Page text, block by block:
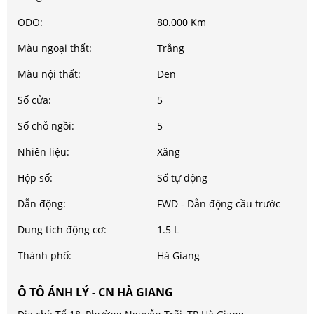
ODO:
80.000 Km
Màu ngoại thất:
Trắng
Màu nội thất:
Đen
Số cửa:
5
Số chỗ ngồi:
5
Nhiên liệu:
Xăng
Hộp số:
Số tự động
Dẫn động:
FWD - Dẫn động cầu trước
Dung tích động cơ:
1.5 L
Thành phố:
Hà Giang
Ô TÔ ÁNH LÝ - CN HÀ GIANG